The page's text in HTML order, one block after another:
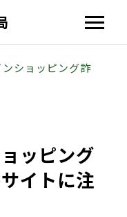
ショッピング詐
ッピング
イトに注